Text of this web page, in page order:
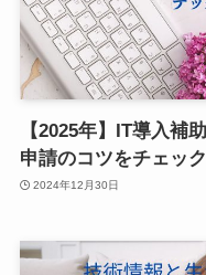
【2025年】IT導入補
申請のコツをチェック
2024年12月30日